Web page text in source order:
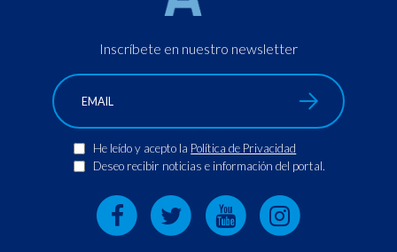
Inscríbete en nuestro newsletter
He leído y acepto la Política de Privacidad
Deseo recibir noticias e información del portal.